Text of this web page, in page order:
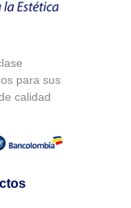
para sus
calidad